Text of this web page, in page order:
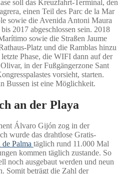
soll das Kreuzfahrt-Terminal, den
einen Teil des Parc de la Mar
sowie die Avenida Antoni Maura
2017 abgeschlossen sein. 2018
sowie die Straßen Jaume
Platz und die Ramblas hinzu
Phase, die WIFI dann auf der
in der Fußgängerzone Sant
vorsieht, starten.
Bussen ist eine Möglichkeit.
an der Playa
Álvaro Gijón zog in der
wurde das drahtlose Gratis-
Palma täglich rund 11.000 Mal
kommen täglich zustande. So
noch ausgebaut werden und neun
Somit beträgt die Zahl der